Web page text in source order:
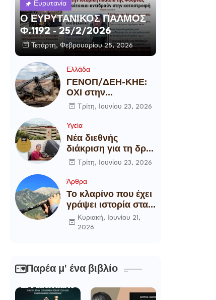
Ευρυτανία
Ο ΕΥΡΥΤΑΝΙΚΟΣ ΠΑΛΜΟΣ
Φ.1192 - 25/2/2026
Τετάρτη, Φεβρουαρίου 25, 2026
Ελλάδα
ΓΕΝΟΠ/ΔΕΗ-ΚΗΕ:
ΟΧΙ στην
αποξήλωση των
υποδομών της
χώρας
Τρίτη, Ιουνίου 23, 2026
Υγεία
Νέα διεθνής
διάκριση για τη δρ
Θάλεια
Διευθύντρια
Xειρουργό του
Metropolitan
General
Τρίτη, Ιουνίου 23, 2026
Άρθρα
Το κλαρίνο που έχει
γράψει ιστορία στα
χωριά της Ρούμελης
Κυριακή, Ιουνίου 21,
2026
Παρέα μ' ένα βιβλίο